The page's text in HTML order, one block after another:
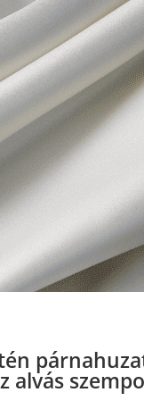
alvás